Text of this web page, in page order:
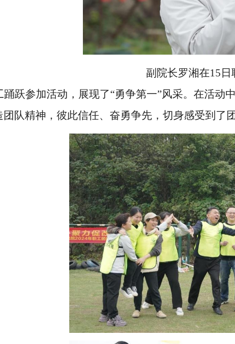
副院长罗湘在15
踊跃参加活动，展现了“勇争第一”风采。在活动
队精神，彼此信任、奋勇争先，切身感受到了